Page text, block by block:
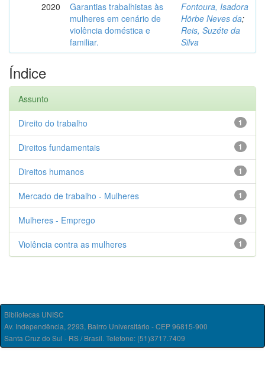
2020
Garantias trabalhistas às
mulheres em cenário de
violência doméstica e
familiar.
Fontoura, Isadora
Hörbe Neves da;
Reis, Suzéte da
Silva
Índice
Assunto
1
Direito do trabalho
1
Direitos fundamentais
1
Direitos humanos
1
Mercado de trabalho - Mulheres
1
Mulheres - Emprego
1
Violência contra as mulheres
Bibliotecas UNISC
Av. Independência, 2293, Bairro Universitário - CEP 96815-900
Santa Cruz do Sul - RS / Brasil. Telefone: (51)3717.7409